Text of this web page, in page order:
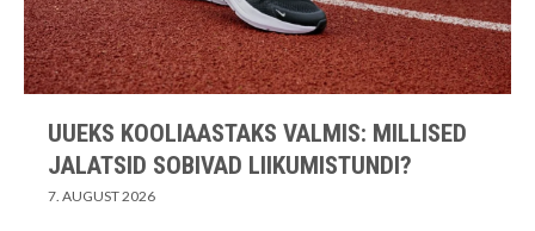
UUEKS KOOLIAASTAKS VALMIS: MILLISED
JALATSID SOBIVAD LIIKUMISTUNDI?
7. AUGUST 2026